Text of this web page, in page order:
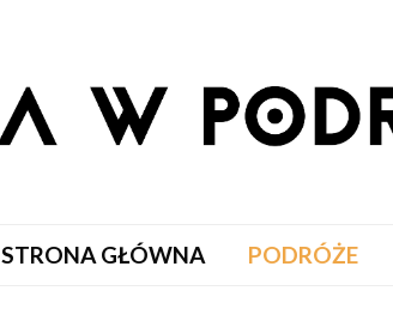
STRONA GŁÓWNA PODRÓŻE